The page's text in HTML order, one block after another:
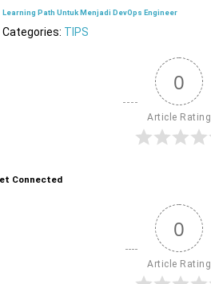
Learning Path Untuk Menjadi DevOps Engineer
Categories: TIPS
0
Article Rating
Connected
0
Article Rating